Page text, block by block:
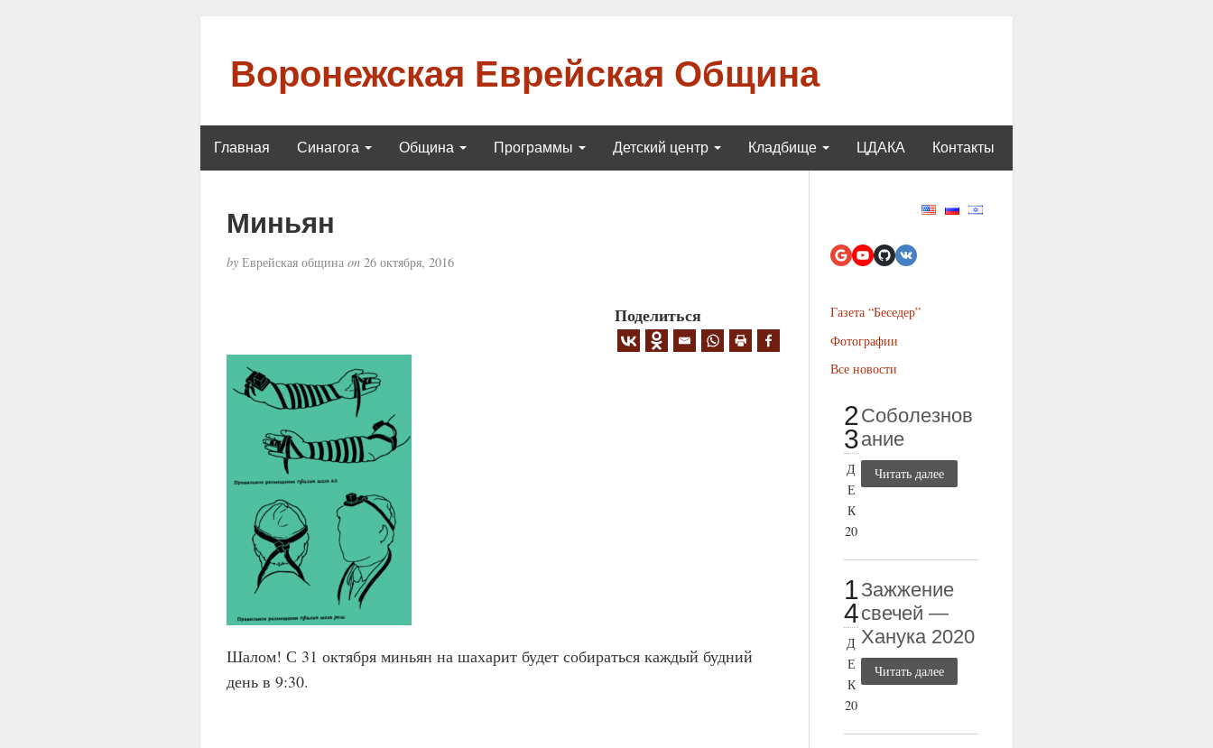
Воронежская Еврейская Община
Главная Синагога Община Программы Детский центр Кладбище ЦДАКА Контакты
Миньян
byЕврейская община on26 октября, 2016
Поделиться
Шалом! С 31 октября миньян на шахарит будет собираться каждый будний
день в 9:30.
Газета “Беседер”
Фотографии
Все новости
2
3
Д
Е
К
20
Соболезнов
ание
Читать далее
1
4
Д
Е
К
20
Зажжение
свечей —
Ханука 2020
Читать далее